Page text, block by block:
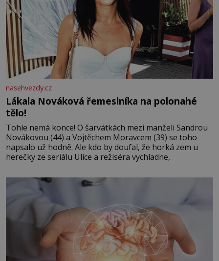
nasehvezdy.cz
Lákala Nováková řemeslníka na polonahé
tělo!
Tohle nemá konce! O šarvátkách mezi manželi Sandrou
Novákovou (44) a Vojtěchem Moravcem (39) se toho
napsalo už hodně. Ale kdo by doufal, že horká zem u
herečky ze seriálu Ulice a režiséra vychladne,